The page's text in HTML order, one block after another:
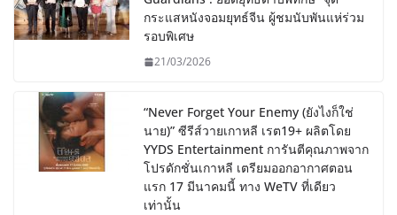
กระแสหนังจอมยุทธ์จีน ผู้ชมนับพันแห่ร่วม
รอบพิเศษ
21/03/2026
“Never Forget Your Enemy (ยังไงก็ใช่
นาย)” ซีรีส์วายเกาหลี เรต19+ ผลิตโดย
YYDS Entertainment การันตีคุณภาพจาก
โปรดักชั่นเกาหลี เตรียมออกอากาศตอน
แรก 17 มีนาคมนี้ ทาง WeTV ที่เดียว
เท่านั้น